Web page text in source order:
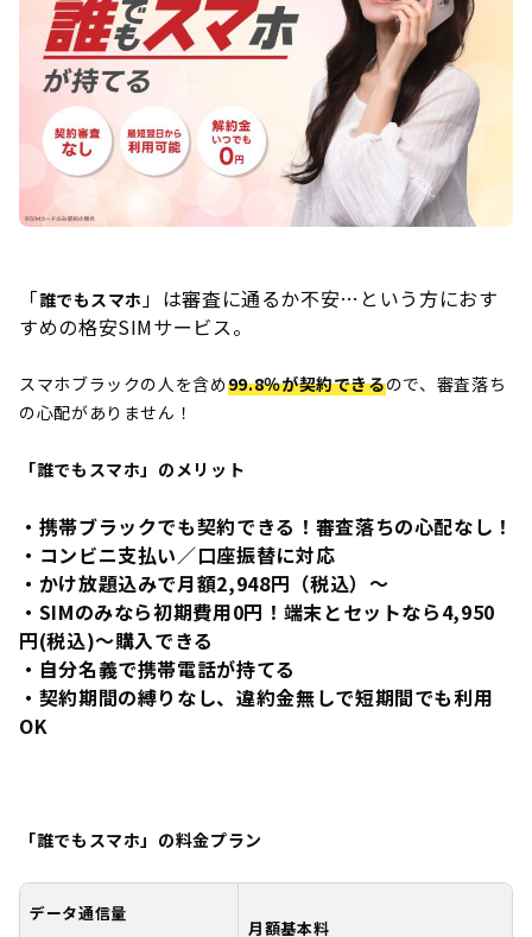
「誰でもスマホ 」は審査に通るか不安…という方におす
すめの格安SIMサービス。
スマホブラックの人を含め99.8％が契約できるので、審査落ち
の心配がありません！
「誰でもスマホ」のメリット
・携帯ブラックでも契約できる！審査落ちの心配なし！
・コンビニ支払い／口座振替に対応
・かけ放題込みで月額2,948円（税込）～
・SIMのみなら初期費用0円！端末とセットなら4,950
円(税込)～購入できる
・自分名義で携帯電話が持てる
・契約期間の縛りなし、違約金無しで短期間でも利用
OK
「誰でもスマホ」の料金プラン
データ通信量
月額基本料